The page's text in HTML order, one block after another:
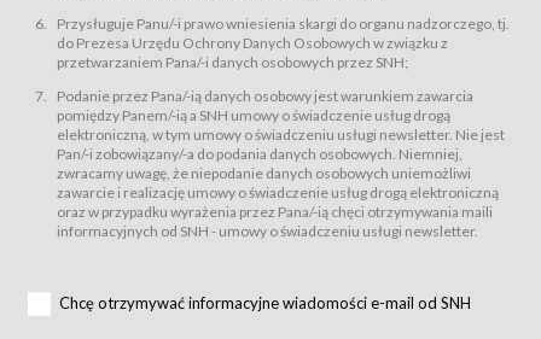
dnia 18 lipca 2002 r. o świadczeniu usług drogą elektroniczną (Dz.U. z 2002
r., Nr 144, poz. 1204, z późń. zm.). Usługi świadczone są nieodpłatnie.
Na zasadach określonych w Regulaminie dostęp do Serwisu jest otwarty dla
Usługobiorca przed rozpoczęciem korzystania z Serwisu jest zobowiązany
zapoznać się z Regulaminem. Założenie konta w Serwisie oraz zamówienie
usługi newsletter za pośrednictwem przeznaczonego do tego formularza
zamieszczonego na stronach Serwisu dostępnych dla wszystkich
Usługobiorców wymaga akceptacji postanowień Regulaminu.
Usługobiorca zobowiązany jest do przestrzegania postanowień Regulaminu
od chwili rozpoczęcia korzystania z Serwisu.
Regulamin jest udostępniony Usługobiorcom nieodpłatnie za
Warunki techniczne korzystania z Usług
Przysługuje Panu/-i prawo wniesienia skargi do organu nadzorczego, tj.
do Prezesa Urzędu Ochrony Danych Osobowych w związku z
przetwarzaniem Pana/-i danych osobowych przez SNH;
Podanie przez Pana/-ią danych osobowy jest warunkiem zawarcia
pomiędzy Panem/-ią a SNH umowy o świadczenie usług drogą
elektroniczną, w tym umowy o świadczeniu usługi newsletter. Nie jest
Pan/-i zobowiązany/-a do podania danych osobowych. Niemniej,
zwracamy uwagę, że niepodanie danych osobowych uniemożliwi
zawarcie i realizację umowy o świadczenie usług drogą elektroniczną
oraz w przypadku wyrażenia przez Pana/-ią chęci otrzymywania maili
informacyjnych od SNH - umowy o świadczeniu usługi newsletter.
Chcę otrzymywać informacyjne wiadomości e-mail od SNH